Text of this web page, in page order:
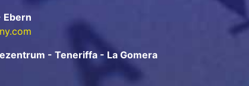
Ebern
- Teneriffa - La Gomera